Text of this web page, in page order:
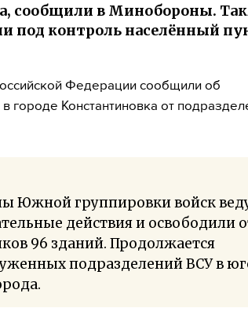
сообщили в Минобороны.
под контроль населённый
Федерации сообщили об
городе Константиновка от
Южной группировки войск
действия и освободили
96 зданий. Продолжается
подразделений ВСУ в